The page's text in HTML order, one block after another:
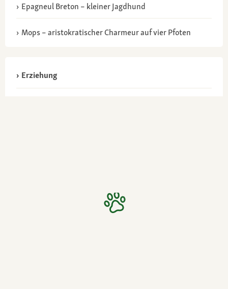
Epagneul Breton – kleiner Jagdhund
Mops – aristokratischer Charmeur auf vier Pfoten
Erziehung